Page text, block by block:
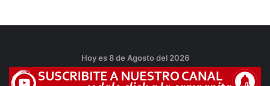
Hoy es 8 de Agosto del 2026